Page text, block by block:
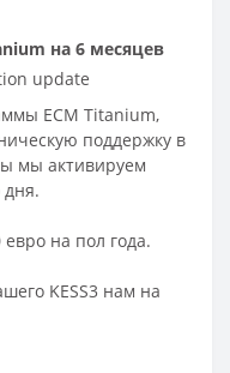
на 6 месяцев
update
ECM Titanium,
поддержку в
мы активируем
на пол года.
KESS3 нам на